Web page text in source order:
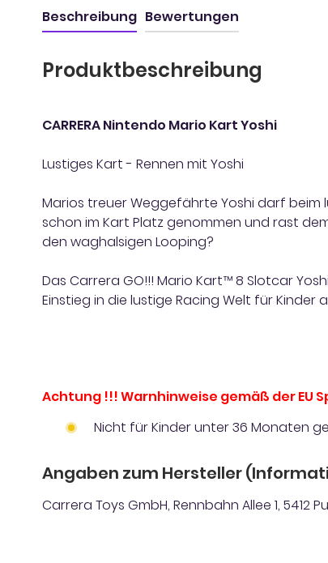
Beschreibung Bewertungen
Produktbeschreibung
CARRERA Nintendo Mario Kart Yoshi
Lustiges Kart - Rennen mit Yoshi
Marios treuer Weggefährte Yoshi darf
schon im Kart Platz genommen und rast
den waghalsigen Looping?
Das Carrera GO!!! Mario Kart™ 8 Slotcar
Einstieg in die lustige Racing Welt für Kinder
Achtung !!! Warnhinweise gemäß der EU
Nicht für Kinder unter 36 Monaten
Angaben zum Hersteller
Carrera Toys GmbH, Rennbahn Allee 1, 5412